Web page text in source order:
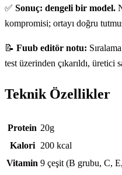
✅ Sonuç: dengeli bir model.
kompromisi; ortayı doğru
📝 Fuub editör notu:
test üzerinden çıkarıldı, üretici
Teknik Özellikler
Teknik özellikler
Protein 20g
Kalori
200 kcal
Vitamin 9 çeşit (B grubu, C,